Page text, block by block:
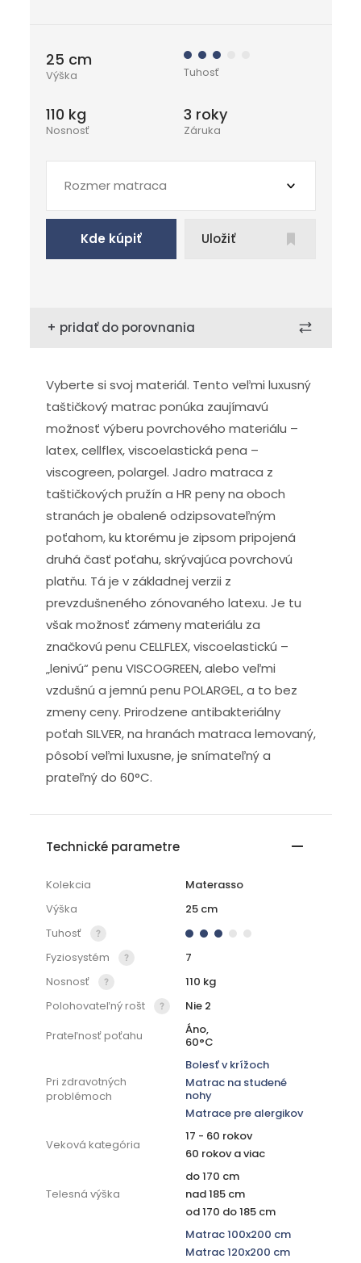
Výška
25 cm
Tuhosť
Nosnosť
110 kg
Záruka
3 roky
Rozmer matraca
Kde kúpiť Uložiť
+ pridať do porovnania
Vyberte si svoj materiál. Tento veľmi luxusný
taštičkový matrac ponúka zaujímavú
možnosť výberu povrchového materiálu –
latex, cellflex, viscoelastická pena –
viscogreen, polargel. Jadro matraca z
taštičkových pružín a HR peny na oboch
stranách je obalené odzipsovateľným
poťahom, ku ktorému je zipsom pripojená
druhá časť poťahu, skrývajúca povrchovú
platňu. Tá je v základnej verzii z
prevzdušneného zónovaného latexu. Je tu
však možnosť zámeny materiálu za
značkovú penu CELLFLEX, viscoelastickú –
„lenivú“ penu VISCOGREEN, alebo veľmi
vzdušnú a jemnú penu POLARGEL, a to bez
zmeny ceny. Prirodzene antibakteriálny
poťah SILVER, na hranách matraca lemovaný,
pôsobí veľmi luxusne, je snímateľný a
prateľný do 60°C.
Technické parametre
Kolekcia
Materasso
Výška
25 cm
Tuhosť
Fyziosystém
7
Nosnosť
110 kg
Polohovateľný rošt
Nie 2
Prateľnosť poťahu
Áno,
60°C
Pri zdravotných
problémoch
Bolesť v krížoch
Matrac na studené
nohy
Matrace pre alergikov
Veková kategória
17 - 60 rokov
60 rokov a viac
Telesná výška
do 170 cm
nad 185 cm
od 170 do 185 cm
Matrac 100x200 cm
Matrac 120x200 cm